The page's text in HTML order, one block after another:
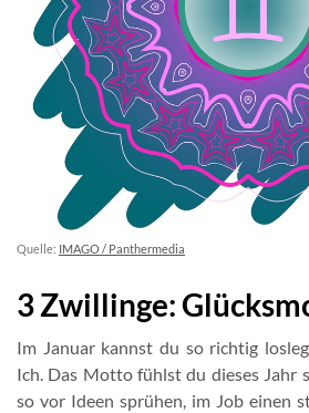
Quelle: IMAGO / Panthermedia
3 Zwillinge:
Im Januar kannst du so richtig
Ich. Das Motto fühlst du dieses Jahr
so vor Ideen sprühen, im Job einen